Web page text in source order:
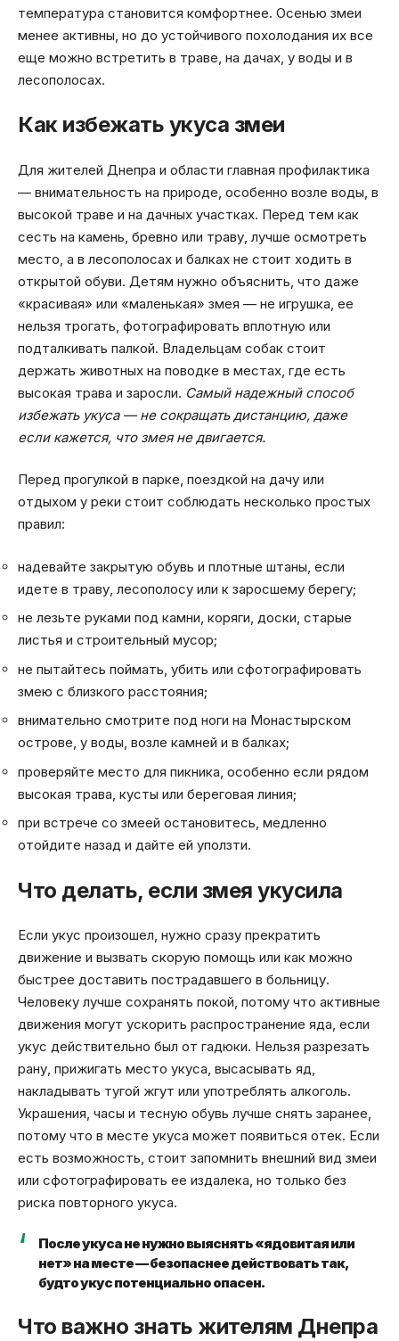
температура становится комфортнее. Осенью змеи
менее активны, но до устойчивого похолодания их все
еще можно встретить в траве, на дачах, у воды и в
лесополосах.
Как избежать укуса змеи
Для жителей Днепра и области главная профилактика
— внимательность на природе, особенно возле воды, в
высокой траве и на дачных участках. Перед тем как
сесть на камень, бревно или траву, лучше осмотреть
место, а в лесополосах и балках не стоит ходить в
открытой обуви. Детям нужно объяснить, что даже
«красивая» или «маленькая» змея — не игрушка, ее
нельзя трогать, фотографировать вплотную или
подталкивать палкой. Владельцам собак стоит
держать животных на поводке в местах, где есть
высокая трава и заросли. Самый надежный способ
избежать укуса — не сокращать дистанцию, даже
если кажется, что змея не двигается.
Перед прогулкой в парке, поездкой на дачу или
отдыхом у реки стоит соблюдать несколько простых
правил:
надевайте закрытую обувь и плотные штаны, если
идете в траву, лесополосу или к заросшему берегу;
не лезьте руками под камни, коряги, доски, старые
листья и строительный мусор;
не пытайтесь поймать, убить или сфотографировать
змею с близкого расстояния;
внимательно смотрите под ноги на Монастырском
острове, у воды, возле камней и в балках;
проверяйте место для пикника, особенно если рядом
высокая трава, кусты или береговая линия;
при встрече со змеей остановитесь, медленно
отойдите назад и дайте ей уползти.
Что делать, если змея укусила
Если укус произошел, нужно сразу прекратить
движение и вызвать скорую помощь или как можно
быстрее доставить пострадавшего в больницу.
Человеку лучше сохранять покой, потому что активные
движения могут ускорить распространение яда, если
укус действительно был от гадюки. Нельзя разрезать
рану, прижигать место укуса, высасывать яд,
накладывать тугой жгут или употреблять алкоголь.
Украшения, часы и тесную обувь лучше снять заранее,
потому что в месте укуса может появиться отек. Если
есть возможность, стоит запомнить внешний вид змеи
или сфотографировать ее издалека, но только без
риска повторного укуса.
После укуса не нужно выяснять «ядовитая или
нет» на месте — безопаснее действовать так,
будто укус потенциально опасен.
Что важно знать жителям Днепра